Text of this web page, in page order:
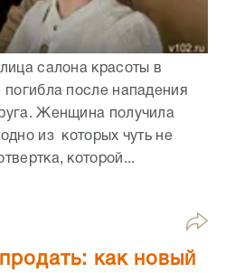
салона красоты в
погибла после нападения
Женщина получила
из которых чуть не
которой...
как новый